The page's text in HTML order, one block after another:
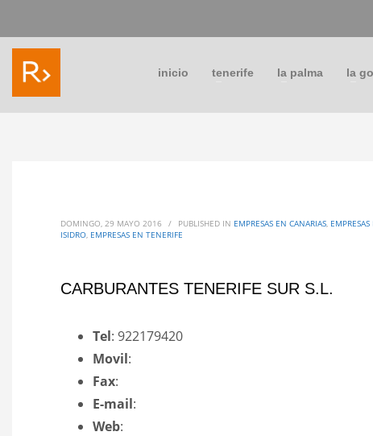
inicio tenerife la palma la
DOMINGO, 29 MAYO 2016 / PUBLISHED IN EMPRESAS EN CANARIAS,
ISIDRO, EMPRESAS EN TENERIFE
CARBURANTES TENERIFE SUR S.L.
Tel: 922179420
Movil:
Fax:
E-mail:
Web: